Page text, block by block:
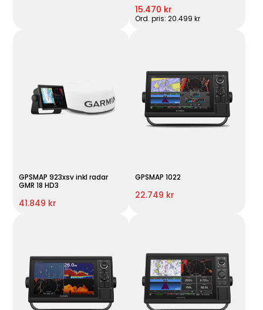
15.470 kr
Ord. pris: 20.499 kr
GPSMAP 923xsv inkl radar
GMR 18 HD3
41.849 kr
GPSMAP 1022
22.749 kr